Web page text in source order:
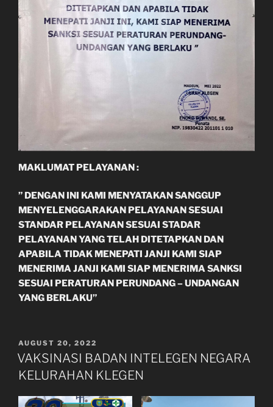
MAKLUMAT PELAYANAN :
” DENGAN INI KAMI MENYATAKAN SANGGUP
MENYELENGGARAKAN PELAYANAN SESUAI
STANDAR PELAYANAN SESUAI STADAR
PELAYANAN YANG TELAH DITETAPKAN DAN
APABILA TIDAK MENEPATI JANJI KAMI SIAP
MENERIMA JANJI KAMI SIAP MENERIMA SANKSI
SESUAI PERATURAN PERUNDANG – UNDANGAN
YANG BERLAKU”
POSTED
ON
AUGUST 20, 2022
VAKSINASI BADAN INTELEGEN NEGARA
KELURAHAN KLEGEN